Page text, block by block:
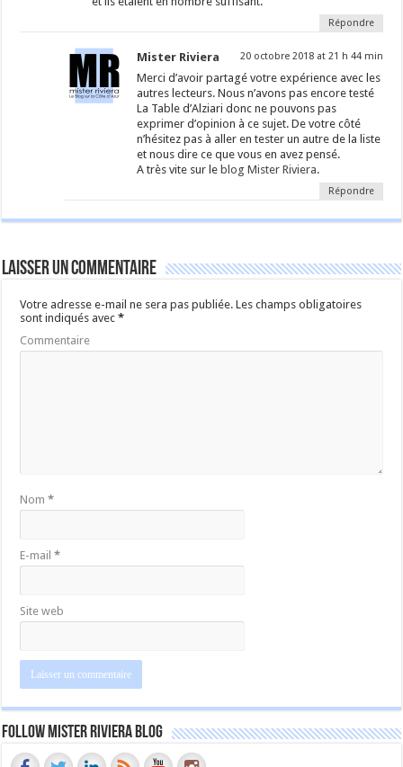
Répondre
Mister Riviera 20 octobre 2018 at 21 h 44 min
Merci d’avoir partagé votre expérience avec les
autres lecteurs. Nous n’avons pas encore testé
La Table d’Alziari donc ne pouvons pas
exprimer d’opinion à ce sujet. De votre côté
n’hésitez pas à aller en tester un autre de la liste
et nous dire ce que vous en avez pensé.
A très vite sur le blog Mister Riviera.
Répondre
Laisser un commentaire
Votre adresse e-mail ne sera pas publiée. Les champs obligatoires
sont indiqués avec*
Commentaire
Nom*
E-mail*
Site web
Follow Mister Riviera Blog